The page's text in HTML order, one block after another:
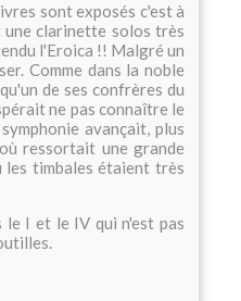
sont exposés c'est à
clarinette solos très
l'Eroica !! Malgré un
Comme dans la noble
de ses confrères du
ne pas connaître le
avançait, plus
ressortait une grande
les timbales étaient très
le I et le IV qui n'est pas